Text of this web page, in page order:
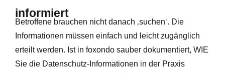
informiert
Betroffene brauchen nicht danach ‚suchen‘. Die
Informationen müssen einfach und leicht zugänglich
erteilt werden. Ist in foxondo sauber dokumentiert, WIE
Sie die Datenschutz-Informationen in der Praxis